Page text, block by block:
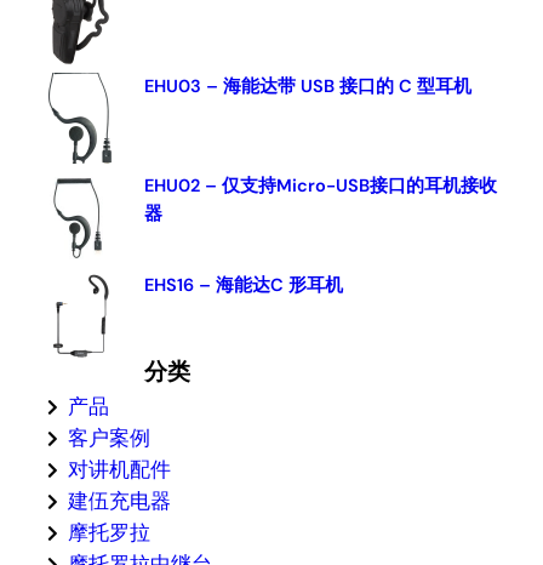
EHU03 – 海能达带 USB 接口的 C 型耳机
EHU02 – 仅支持Micro-USB接口的耳机接收
器
EHS16 – 海能达C 形耳机
分类
产品
客户案例
对讲机配件
建伍充电器
摩托罗拉